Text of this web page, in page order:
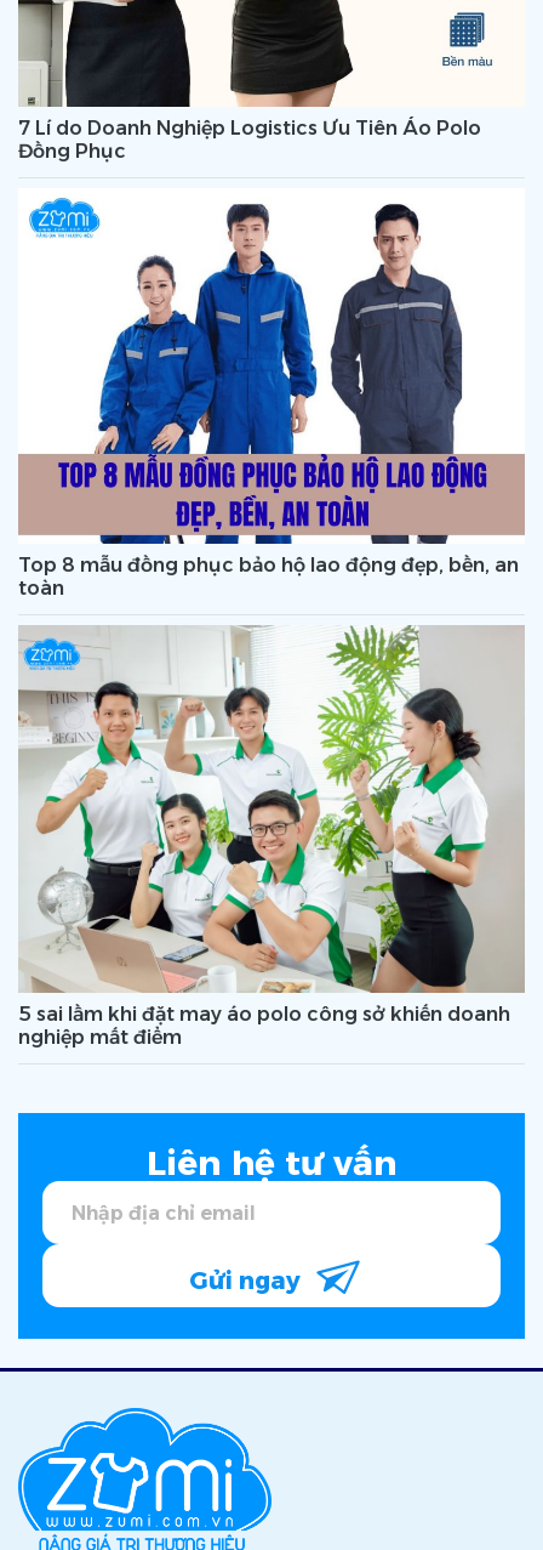
7 Lí do Doanh Nghiệp Logistics Ưu Tiên Áo Polo
Đồng Phục
Top 8 mẫu đồng phục bảo hộ lao động đẹp, bền, an
toàn
5 sai lầm khi đặt may áo polo công sở khiến doanh
nghiệp mất điểm
Liên hệ tư vấn
Gửi ngay